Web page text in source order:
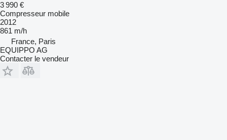
3 990 €
Compresseur mobile
2012
861 m/h
France, Paris
EQUIPPO AG
Contacter le vendeur